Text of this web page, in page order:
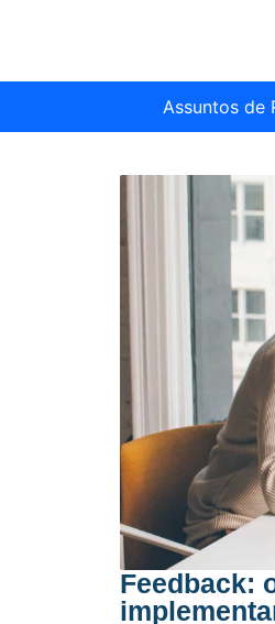
Assuntos de
Feedback: